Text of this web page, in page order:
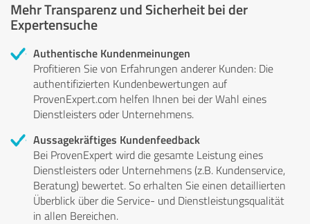
Mehr Transparenz und Sicherheit bei der
Expertensuche
Authentische Kundenmeinungen
Profitieren Sie von Erfahrungen anderer Kunden: Die
authentifizierten Kundenbewertungen auf
ProvenExpert.com helfen Ihnen bei der Wahl eines
Dienstleisters oder Unternehmens.
Aussagekräftiges Kundenfeedback
Bei ProvenExpert wird die gesamte Leistung eines
Dienstleisters oder Unternehmens (z.B. Kundenservice,
Beratung) bewertet. So erhalten Sie einen detaillierten
Überblick über die Service- und Dienstleistungsqualität
in allen Bereichen.